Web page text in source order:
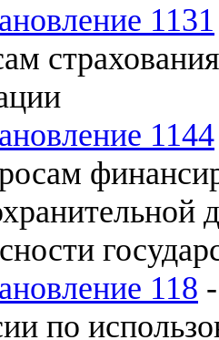
1131
1144
118
по